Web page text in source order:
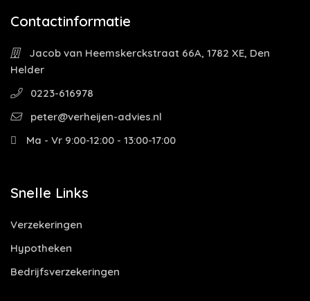
Contactinformatie
Jacob van Heemskerckstraat 66A, 1782 XE, Den
Helder
0223-616978
peter@verheijen-advies.nl
Ma - Vr 9:00-12:00 - 13:00-17:00
Snelle Links
Verzekeringen
Hypotheken
Bedrijfsverzekeringen